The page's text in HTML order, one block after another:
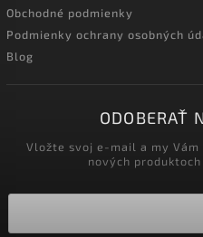
Obchodné podmienky
Podmienky ochrany osobných
Blog
ODOBERAŤ
Vložte svoj e-mail a my
nových